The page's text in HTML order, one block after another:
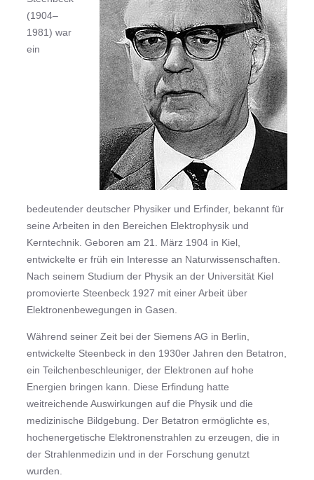
(1904–
1981) war
ein
bedeutender deutscher Physiker und Erfinder, bekannt für
seine Arbeiten in den Bereichen Elektrophysik und
Kerntechnik. Geboren am 21. März 1904 in Kiel,
entwickelte er früh ein Interesse an Naturwissenschaften.
Nach seinem Studium der Physik an der Universität Kiel
promovierte Steenbeck 1927 mit einer Arbeit über
Elektronenbewegungen in Gasen.
Während seiner Zeit bei der Siemens AG in Berlin,
entwickelte Steenbeck in den 1930er Jahren den Betatron,
ein Teilchenbeschleuniger, der Elektronen auf hohe
Energien bringen kann. Diese Erfindung hatte
weitreichende Auswirkungen auf die Physik und die
medizinische Bildgebung. Der Betatron ermöglichte es,
hochenergetische Elektronenstrahlen zu erzeugen, die in
der Strahlenmedizin und in der Forschung genutzt
wurden.